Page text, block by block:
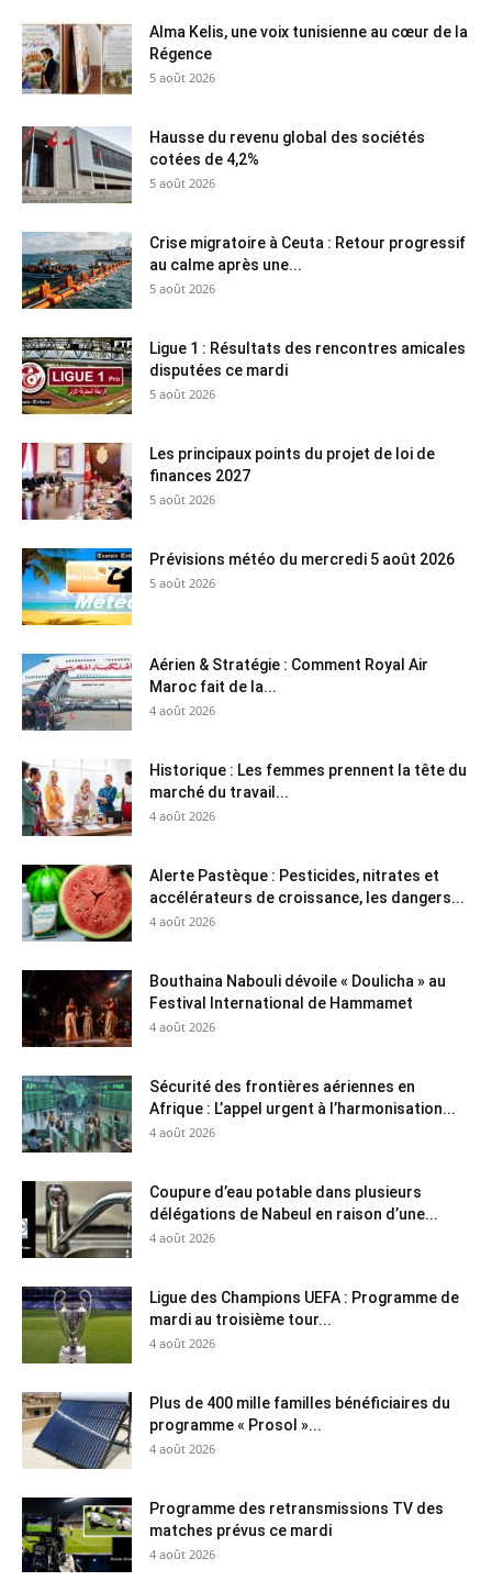
Alma Kelis, une voix tunisienne au cœur de la
Régence
5 août 2026
Hausse du revenu global des sociétés
cotées de 4,2%
5 août 2026
Crise migratoire à Ceuta : Retour progressif
au calme après une...
5 août 2026
Ligue 1 : Résultats des rencontres amicales
disputées ce mardi
5 août 2026
Les principaux points du projet de loi de
finances 2027
5 août 2026
Prévisions météo du mercredi 5 août 2026
5 août 2026
Aérien & Stratégie : Comment Royal Air
Maroc fait de la...
4 août 2026
Historique : Les femmes prennent la tête du
marché du travail...
4 août 2026
Alerte Pastèque : Pesticides, nitrates et
accélérateurs de croissance, les dangers...
4 août 2026
Bouthaina Nabouli dévoile « Doulicha » au
Festival International de Hammamet
4 août 2026
Sécurité des frontières aériennes en
Afrique : L’appel urgent à l’harmonisation...
4 août 2026
Coupure d’eau potable dans plusieurs
délégations de Nabeul en raison d’une...
4 août 2026
Ligue des Champions UEFA : Programme de
mardi au troisième tour...
4 août 2026
Plus de 400 mille familles bénéficiaires du
programme « Prosol »...
4 août 2026
Programme des retransmissions TV des
matches prévus ce mardi
4 août 2026